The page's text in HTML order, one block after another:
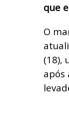
que
O
(18),
após